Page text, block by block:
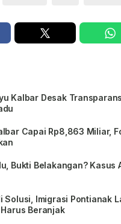
Kalbar Desak
Capai Rp8,863 Miliar,
Bukti Belakangan? Kasus
Solusi, Imigrasi Pontianak
Beranjak